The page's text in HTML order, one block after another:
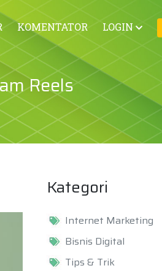
KOMENTATOR LOGIN
Reels
Kategori
Internet Marketing
Bisnis Digital
Tips & Trik